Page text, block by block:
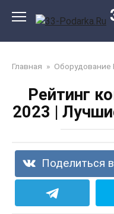
Главная » Оборудование
Рейтинг
2023 |
Поделиться